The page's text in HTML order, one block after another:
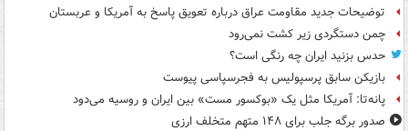
توضیحات جدید مقاومت عراق درباره تعویق پاسخ به آمریکا و عربستان
چمن دستگردی زیر کشت نمی‌رود
حدس بزنید ایران چه رنگی است؟
بازیکن سابق پرسپولیس به فجرسپاسی پیوست
پانه‌تا: آمریکا مثل یک «بوکسور مست» بین ایران و روسیه می‌دود
صدور برگه جلب برای ۱۴۸ متهم متخلف ارزی